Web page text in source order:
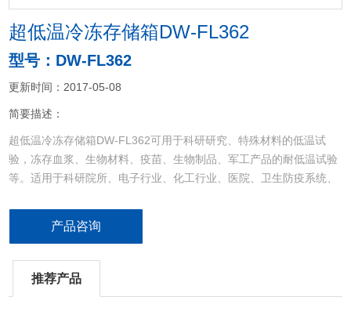
超低温冷冻存储箱DW-FL362
型号：DW-FL362
更新时间：2017-05-08
简要描述：
超低温冷冻存储箱DW-FL362可用于科研研究、特殊材料的低温试
验，冻存血浆、生物材料、疫苗、生物制品、军工产品的耐低温试验
等。适用于科研院所、电子行业、化工行业、医院、卫生防疫系统、
产品咨询
推荐产品